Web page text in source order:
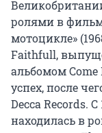
ролями в
мотоцикле»
Faithfull,
альбомом
успех, после
Decca Records.
находилась в